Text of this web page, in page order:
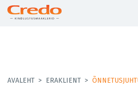
AVALEHT > ERAKLIENT >